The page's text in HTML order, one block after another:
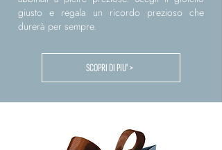
giusto e regala un ricordo prezioso che
durerà per sempre.
SCOPRI DI PIU' >